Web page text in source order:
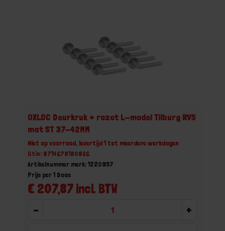
OXLOC Deurkruk + rozet L-model Tilburg RVS
mat ST 37-42MM
Niet op voorraad, levertijd 1 tot meerdere werkdagen
Gtin: 8714678180866
Artikelnummer merk: 1220957
€ 207,87 incl. BTW
Prijs per 1 Doos
- +